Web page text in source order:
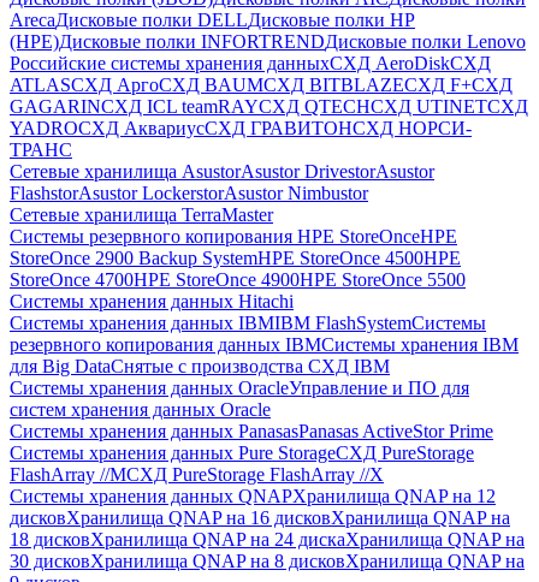
ArecaДисковые полки DELLДисковые полки HP
(HPE)Дисковые полки INFORTRENDДисковые полки Lenovo
Российские системы хранения данныхСХД AeroDiskСХД
ATLASСХД AргоСХД BAUMСХД BITBLAZEСХД F+СХД
GAGARINСХД ICL teamRAYСХД QTECHСХД UTINETСХД
YADROСХД АквариусСХД ГРАВИТОНСХД НОРСИ-
ТРАНС
Сетевые хранилища AsustorAsustor DrivestorAsustor
FlashstorAsustor LockerstorAsustor Nimbustor
Сетевые хранилища TerraMaster
Системы резервного копирования HPE StoreOnceHPE
StoreOnce 2900 Backup SystemHPE StoreOnce 4500HPE
StoreOnce 4700HPE StoreOnce 4900HPE StoreOnce 5500
Системы хранения данных Hitachi
Системы хранения данных IBMIBM FlashSystemСистемы
резервного копирования данных IBMСистемы хранения IBM
для Big DataСнятые с производства СХД IBM
Системы хранения данных OracleУправление и ПО для
систем хранения данных Oracle
Системы хранения данных PanasasPanasas ActiveStor Prime
Системы хранения данных Pure StorageСХД PureStorage
FlashArray //MСХД PureStorage FlashArray //X
Системы хранения данных QNAPХранилища QNAP на 12
дисковХранилища QNAP на 16 дисковХранилища QNAP на
18 дисковХранилища QNAP на 24 дискаХранилища QNAP на
30 дисковХранилища QNAP на 8 дисковХранилища QNAP на